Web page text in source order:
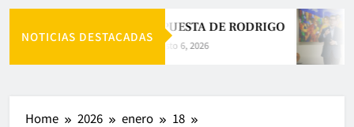
NOTICIAS DESTACADAS
LA APUESTA DE RODRIGO
Agosto 6, 2026
Home 2026 enero
18